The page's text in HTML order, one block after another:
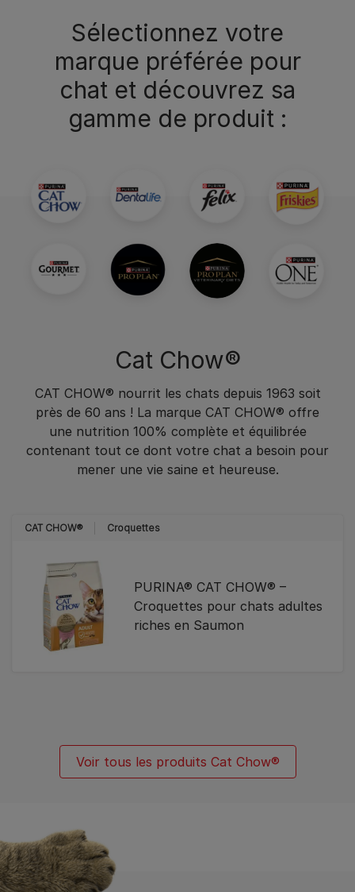
Sélectionnez votre
marque préférée pour
chat et découvrez sa
gamme de produit :
Cat Chow®
CAT CHOW® nourrit les chats depuis 1963 soit
près de 60 ans ! La marque CAT CHOW® offre
une nutrition 100% complète et équilibrée
contenant tout ce dont votre chat a besoin pour
mener une vie saine et heureuse.
Voir tous les produits Cat Chow®
CAT CHOW® Croquettes
PURINA® CAT CHOW® –
Croquettes pour chats adultes
riches en Saumon